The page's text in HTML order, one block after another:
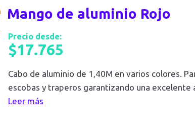
Mango de aluminio Rojo
Precio desde:
$17.765
Cabo de aluminio de 1,40M en varios colores.
escobas y traperos garantizando una excelente
Leer más